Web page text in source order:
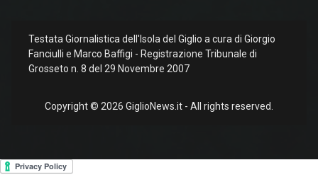
Testata Giornalistica dell'Isola del Giglio a cura di Giorgio
Fanciulli e Marco Baffigi - Registrazione Tribunale di
Grosseto n. 8 del 29 Novembre 2007
Copyright © 2026 GiglioNews.it - All rights reserved.